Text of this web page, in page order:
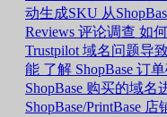
动生成SKU 从
Reviews 评论调查 如
Trustpilot 域名问题导
能 了解 ShopBase 订
ShopBase 购买的域名
ShopBase/PrintBase